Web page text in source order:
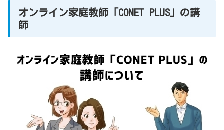
オンライン家庭教師「CONET PLUS」の講
師